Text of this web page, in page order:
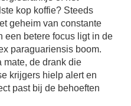
paraguariensis boom.
mate, de drank die
krijgers hielp alert en
past bij de behoeften